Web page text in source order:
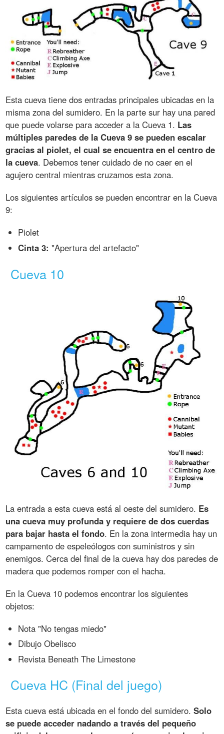
Esta cueva tiene dos entradas principales ubicadas en la
misma zona del sumidero. En la parte sur hay una pared
que puede volarse para acceder a la Cueva 1. Las
múltiples paredes de la Cueva 9 se pueden escalar
gracias al piolet, el cual se encuentra en el centro de
la cueva. Debemos tener cuidado de no caer en el
agujero central mientras cruzamos esta zona.
Los siguientes artículos se pueden encontrar en la Cueva
9:
Piolet
Cinta 3: "Apertura del artefacto"
Cueva 10
La entrada a esta cueva está al oeste del sumidero. Es
una cueva muy profunda y requiere de dos cuerdas
para bajar hasta el fondo. En la zona intermedia hay un
campamento de espeleólogos con suministros y sin
enemigos. Cerca del final de la cueva hay dos paredes de
madera que podemos romper con el hacha.
En la Cueva 10 podemos encontrar los siguientes
objetos:
Nota "No tengas miedo"
Dibujo Obelisco
Revista Beneath The Limestone
Cueva HC (Final del juego)
Esta cueva está ubicada en el fondo del sumidero.Solo
se puede acceder nadando a través del pequeño